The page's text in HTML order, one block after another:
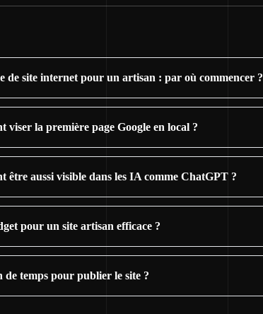
de site internet pour un artisan : par où commencer ?
viser la première page Google en local ?
être aussi visible dans les IA comme ChatGPT ?
pour un site artisan efficace ?
de temps pour publier le site ?